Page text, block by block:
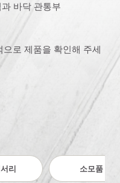
바닥 관통부
로 제품을 확인해 주세
리 소모품